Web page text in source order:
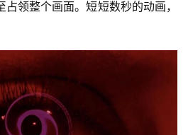
领整个画面。短短数秒的动画，